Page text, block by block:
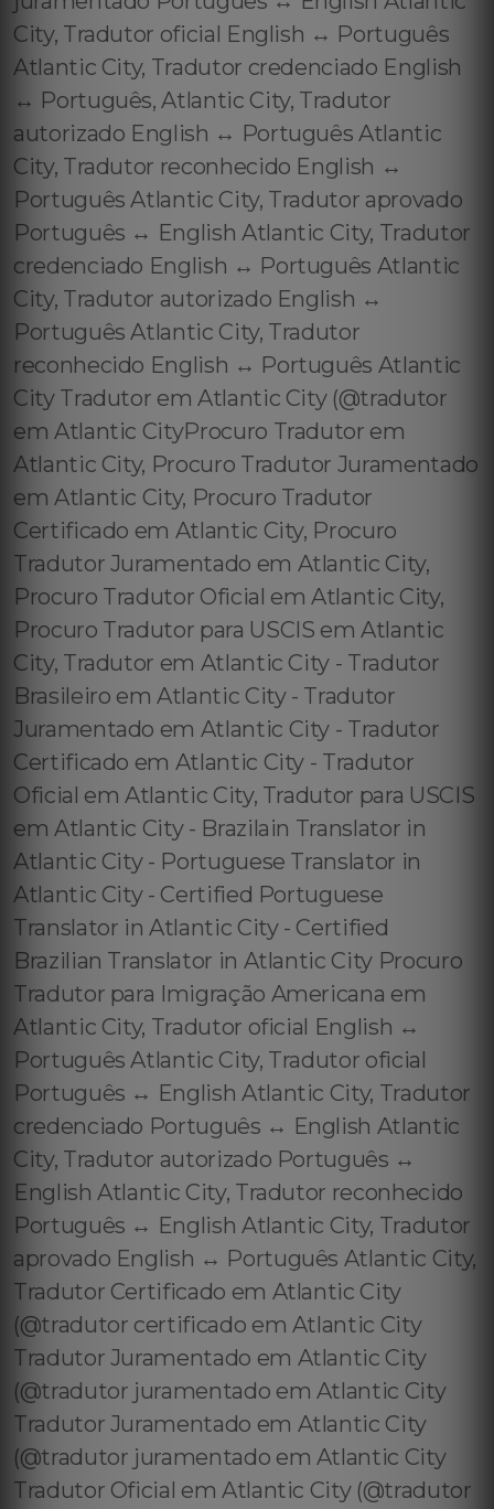
City, Tradutor oficial English ↔️ Português
Atlantic City, Tradutor credenciado English
↔️ Português, Atlantic City, Tradutor
autorizado English ↔️ Português Atlantic
City, Tradutor reconhecido English ↔️
Português Atlantic City, Tradutor aprovado
Português ↔️ English Atlantic City, Tradutor
credenciado English ↔️ Português Atlantic
City, Tradutor autorizado English ↔️
Português Atlantic City, Tradutor
reconhecido English ↔️ Português Atlantic
City Tradutor em Atlantic City (@tradutor
em Atlantic CityProcuro Tradutor em
Atlantic City, Procuro Tradutor Juramentado
em Atlantic City, Procuro Tradutor
Certificado em Atlantic City, Procuro
Tradutor Juramentado em Atlantic City,
Procuro Tradutor Oficial em Atlantic City,
Procuro Tradutor para USCIS em Atlantic
City, Tradutor em Atlantic City - Tradutor
Brasileiro em Atlantic City - Tradutor
Juramentado em Atlantic City - Tradutor
Certificado em Atlantic City - Tradutor
Oficial em Atlantic City, Tradutor para USCIS
em Atlantic City - Brazilain Translator in
Atlantic City - Portuguese Translator in
Atlantic City - Certified Portuguese
Translator in Atlantic City - Certified
Brazilian Translator in Atlantic City Procuro
Tradutor para Imigração Americana em
Atlantic City, Tradutor oficial English ↔️
Português Atlantic City, Tradutor oficial
Português ↔️ English Atlantic City, Tradutor
credenciado Português ↔️ English Atlantic
City, Tradutor autorizado Português ↔️
English Atlantic City, Tradutor reconhecido
Português ↔️ English Atlantic City, Tradutor
aprovado English ↔️ Português Atlantic City,
Tradutor Certificado em Atlantic City
(@tradutor certificado em Atlantic City
Tradutor Juramentado em Atlantic City
(@tradutor juramentado em Atlantic City
Tradutor Juramentado em Atlantic City
(@tradutor juramentado em Atlantic City
Tradutor Oficial em Atlantic City (@tradutor